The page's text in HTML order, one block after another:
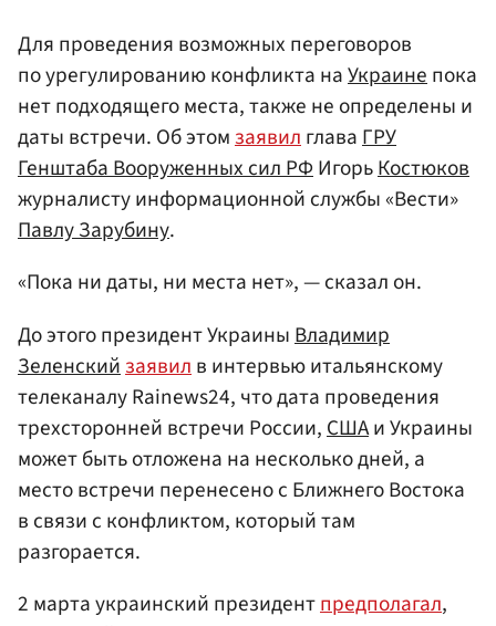
Для проведения возможных переговоров
по урегулированию конфликта наУкраинепока
нет подходящего места, также не определены и
даты встречи. Об этомзаявилглаваГРУ
Генштаба Вооруженных сил РФИгорьКостюков
журналисту информационной службы «Вести»
Павлу Зарубину.
«Пока ни даты, ни места нет», — сказал он.
До этого президент Украины Владимир
Зеленский заявил в интервью итальянскому
телеканалу Rainews24, что дата проведения
трехсторонней встречи России, СШАи Украины
может быть отложена на несколько дней, а
место встречи перенесено с Ближнего Востока
в связи с конфликтом, который там
разгорается.
2 марта украинский президентпредполагал,